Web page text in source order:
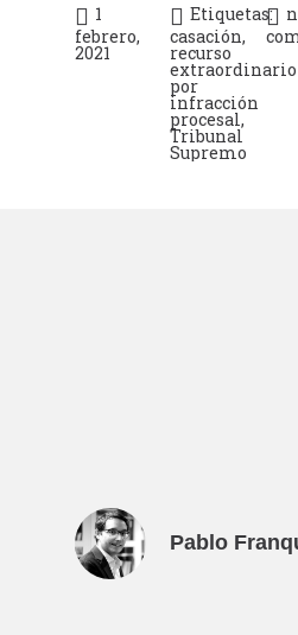
1
febrero,
2021
Etiquetas:
casación,
recurso
extraordinario
por
infracción
procesal,
Tribunal
Supremo
Pablo